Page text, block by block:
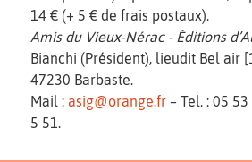
14 € (+ 5 € de frais postaux).
Amis du Vieux-Nérac - Éditions
Bianchi (Président), lieudit Bel air
47230 Barbaste.
Mail : asig@orange.fr – Tel. : 05
5 51.